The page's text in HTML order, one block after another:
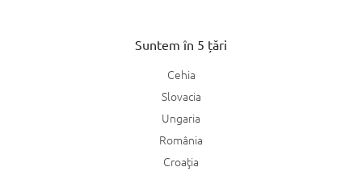
Suntem în 5 țări
Cehia
Slovacia
Ungaria
România
Croaţia